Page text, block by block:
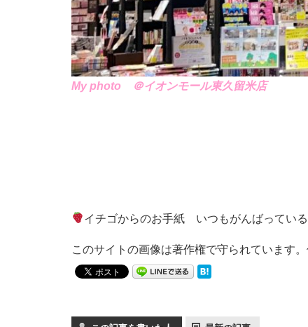
My photo ＠イオンモール東久留米店
イチゴからのお手紙 いつもがんばってい
このサイトの画像は著作権で守られています